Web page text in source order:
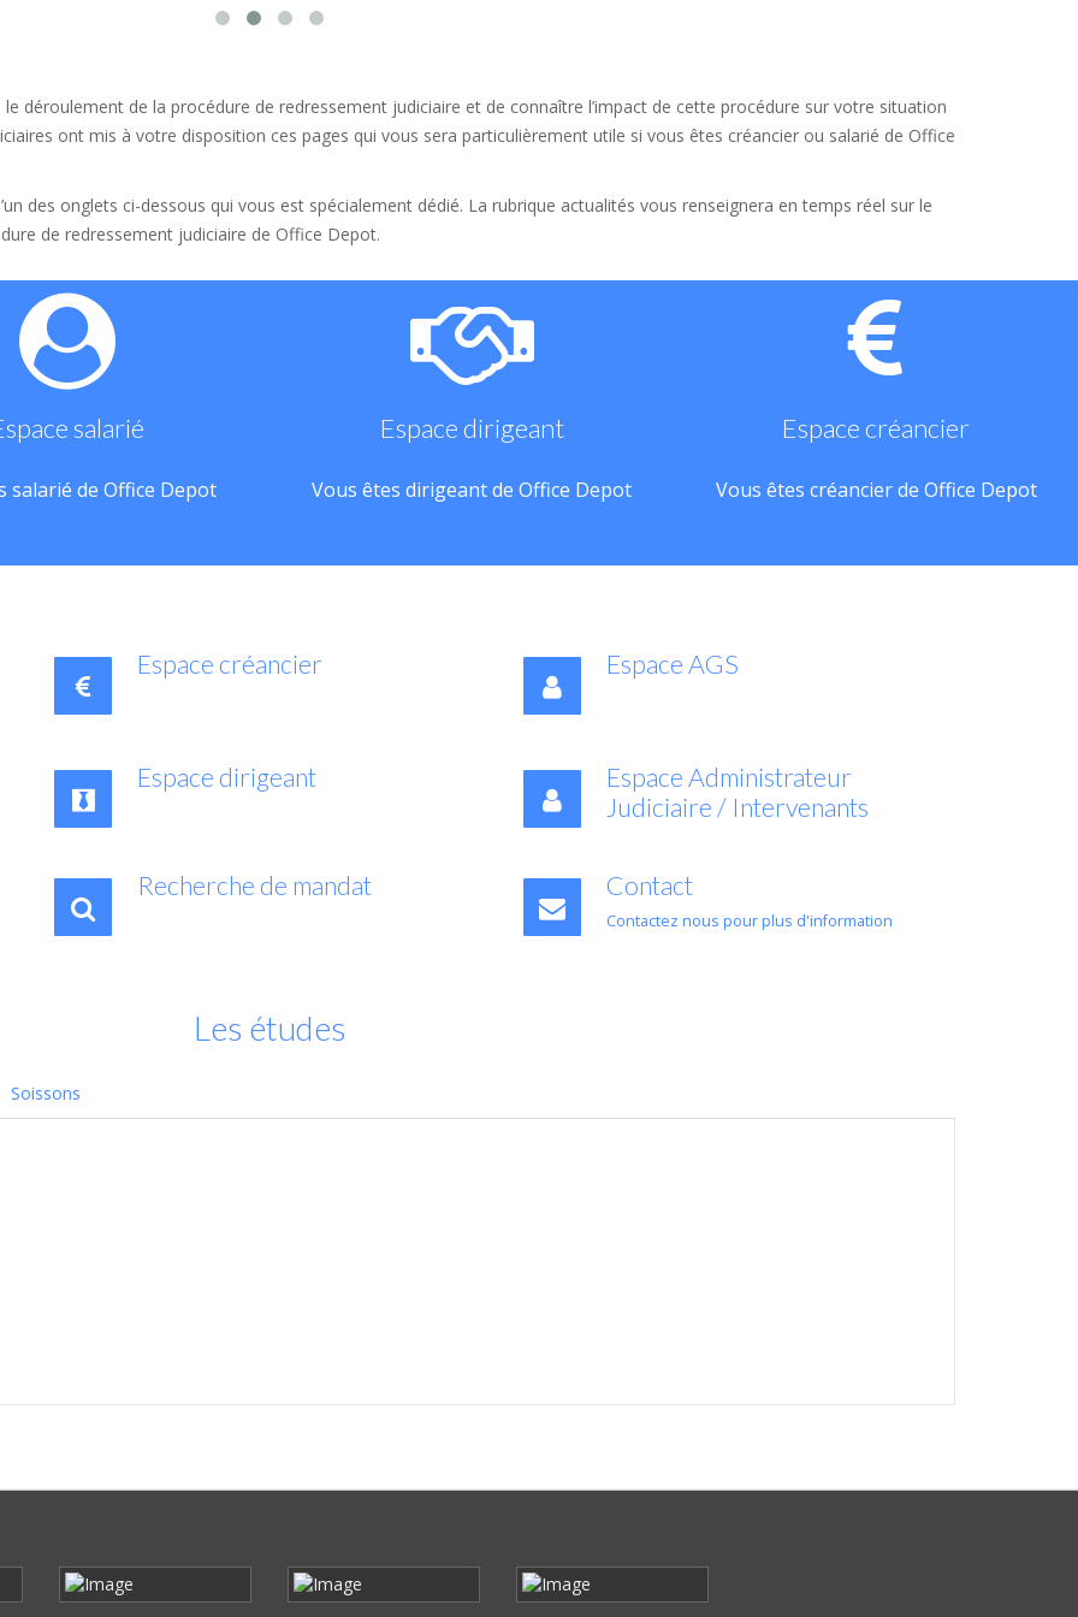
déroulement de la procédure de redressement judiciaire et de connaître l’impact de cette procédure sur votre situation
ont mis à votre disposition ces pages qui vous sera particulièrement utile si vous êtes créancier ou salarié de Office
des onglets ci-dessous qui vous est spécialement dédié. La rubrique actualités vous renseignera en temps réel sur le
de redressement judiciaire de Office Depot.
salarié
salarié de Office Depot
Espace dirigeant
Vous êtes dirigeant de Office Depot
Espace créancier
Vous êtes créancier de Office Depot
Espace créancier Espace AGS
Espace dirigeant
Espace Administrateur
Judiciaire / Intervenants
Recherche de mandat Contact
Contactez nous pour plus d'information
Les études
Soissons